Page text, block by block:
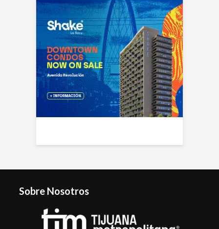
Sobre Nosotros